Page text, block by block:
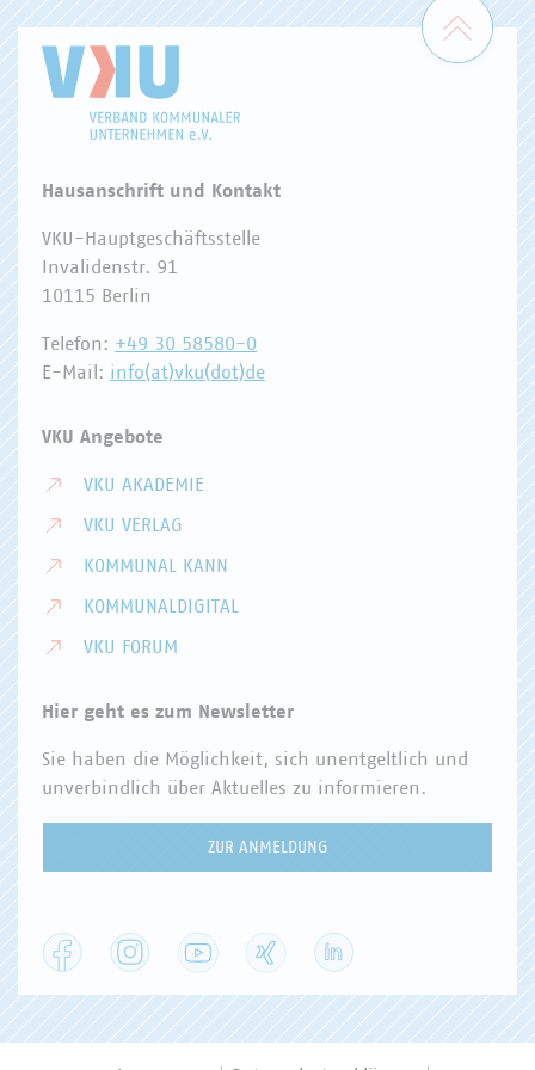
Zum
Hausanschrift und Kontakt
VKU-Hauptgeschäftsstelle
Invalidenstr. 91
10115 Berlin
Telefon: +49 30 58580-0
E-Mail: info(at)vku(dot)de
VKU Angebote
VKU AKADEMIE
VKU VERLAG
KOMMUNAL KANN
KOMMUNALDIGITAL
VKU FORUM
Hier geht es zum Newsletter
Sie haben die Möglichkeit, sich unentgeltlich und
unverbindlich über Aktuelles zu informieren.
ZUR ANMELDUNG
Facebook Instagram YouTube